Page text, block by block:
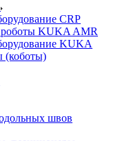
CRP
KUKA AMR
KUKA
(коботы)
швов